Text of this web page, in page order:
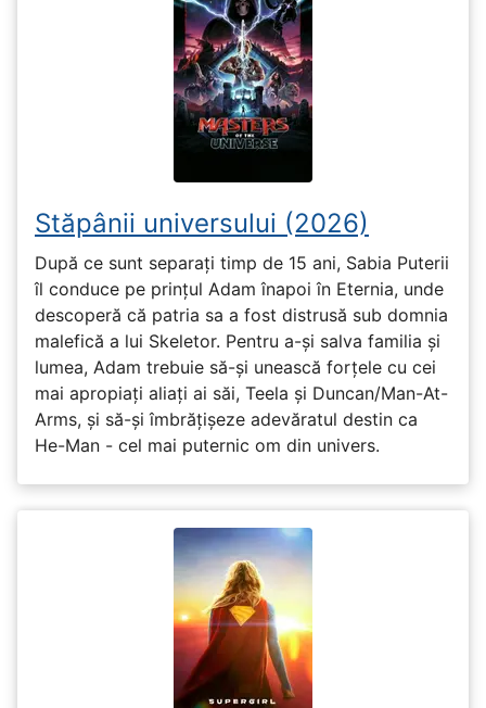
Stăpânii universului (2026)
După ce sunt separați timp de 15 ani, Sabia Puterii
îl conduce pe prințul Adam înapoi în Eternia, unde
descoperă că patria sa a fost distrusă sub domnia
malefică a lui Skeletor. Pentru a-și salva familia și
lumea, Adam trebuie să-și unească forțele cu cei
mai apropiați aliați ai săi, Teela și Duncan/Man-At-
Arms, și să-și îmbrățișeze adevăratul destin ca
He-Man - cel mai puternic om din univers.